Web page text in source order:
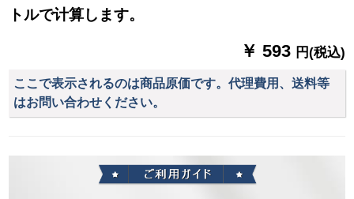
トルで计算します。
￥ 593 円(税込)
ここで表示されるのは商品原価です。代理費用、送料等
はお問い合わせください。